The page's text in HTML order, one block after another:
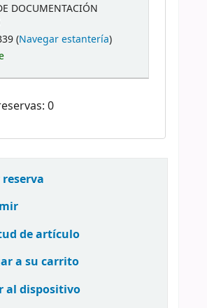
DOCUMENTACIÓN
(Navegar estantería)
0
reserva
de artículo
a su carrito
al dispositivo